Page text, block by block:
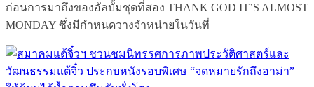
ก่อนการมาถึงของอัลบั้มชุดที่สอง THANK GOD IT’S ALMOST
MONDAY ซึ่งมีกำหนดวางจำหน่ายในวันที่